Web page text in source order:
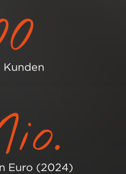
Kunden
Euro (2024)